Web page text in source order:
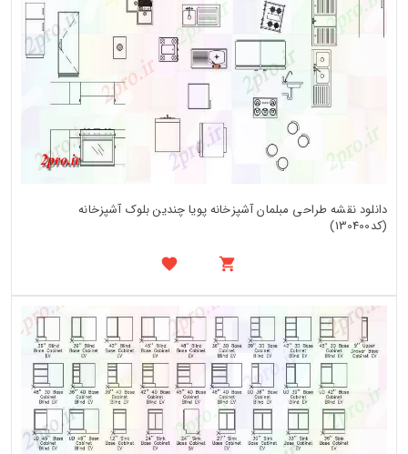
دانلود نقشه طراحی مبلمان آشپزخانه پویا چندین بلوک آشپزخانه
(کد130400)